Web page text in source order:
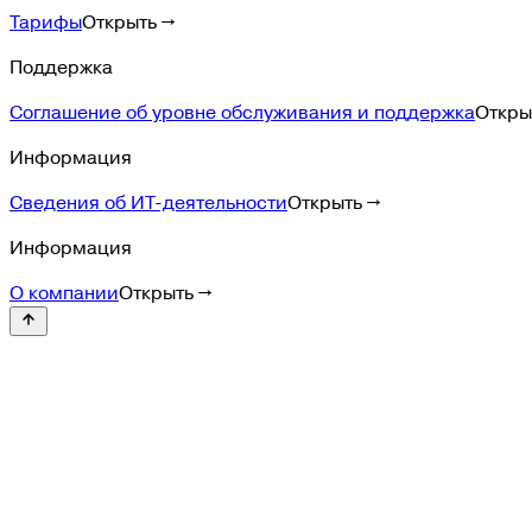
ТарифыОткрыть →
Поддержка
Соглашение об уровне обслуживания и поддержка
Информация
Сведения об ИТ-деятельностиОткрыть →
Информация
О компанииОткрыть →